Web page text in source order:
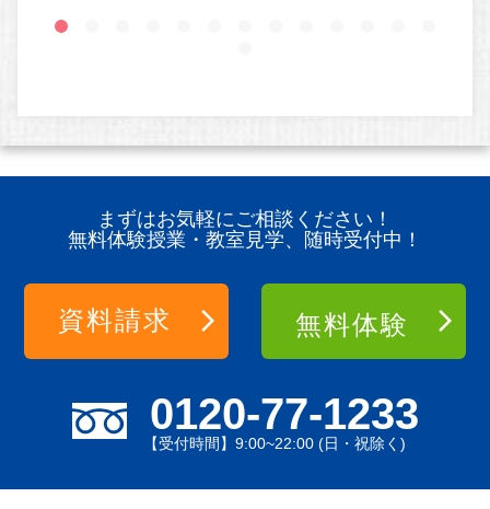
まずはお気軽にご相談ください！
無料体験授業・教室見学、随時受付中！
0120-77-1233
【受付時間】9:00~22:00 (日・祝除く)
資料請求 無料体験